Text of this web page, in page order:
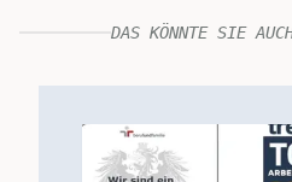
DAS KÖNNTE SIE